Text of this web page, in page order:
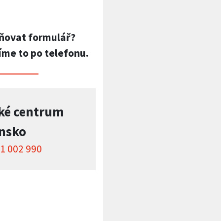
formulář?
to po telefonu.
centrum
002 990